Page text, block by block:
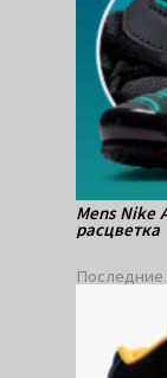
Mens Nike
расцветка
Последние